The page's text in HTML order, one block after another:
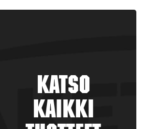
Katso
kaikki